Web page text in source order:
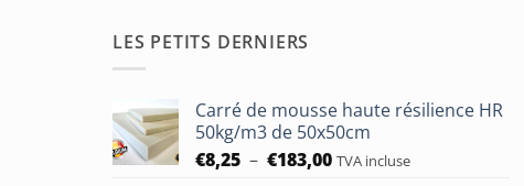
LES PETITS DERNIERS
Carré de mousse haute résilience HR
50kg/m3 de 50x50cm
€8,25 – €183,00Plage
TVA incluse